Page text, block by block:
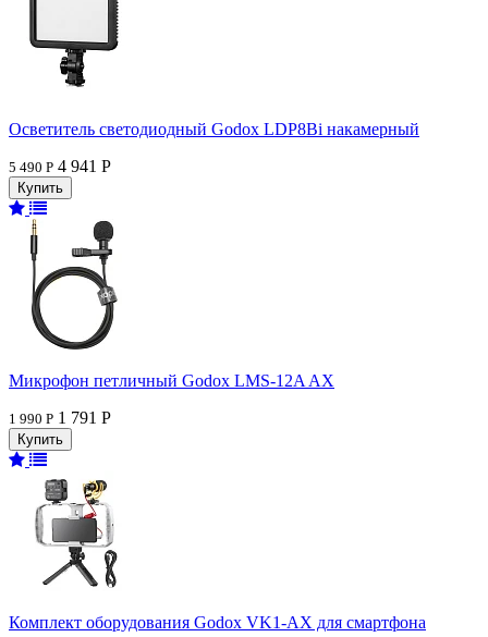
Осветитель светодиодный Godox LDP8Bi накамерный
5 490 Р 4 941 Р
Микрофон петличный Godox LMS-12A AX
1 990 Р 1 791 Р
Комплект оборудования Godox VK1-AX для смартфона